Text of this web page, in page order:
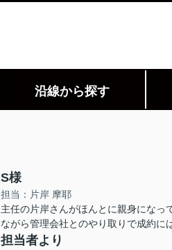
沿線から探す
S様
担当：片岸 摩耶
主任の片岸さんがほんとに親身になっ
ながら管理会社とのやり取りで成約に
担当者より